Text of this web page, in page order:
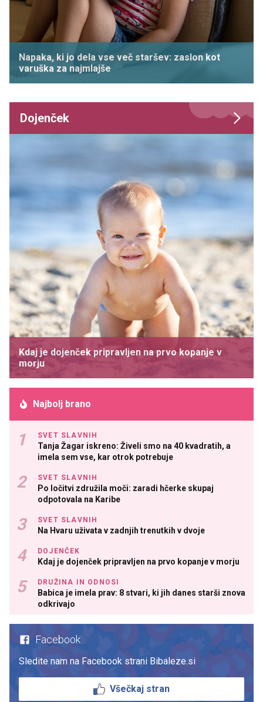
Napaka, ki jo dela vse več staršev: zaslon kot
varuška za najmlajše
Dojenček
Kdaj je dojenček pripravljen na prvo kopanje v
morju
Najbolj brano
SVET SLAVNIH
Tanja Žagar iskreno: Živeli smo na 40 kvadratih, a
imela sem vse, kar otrok potrebuje
SVET SLAVNIH
Po ločitvi združila moči: zaradi hčerke skupaj
odpotovala na Karibe
SVET SLAVNIH
Na Hvaru uživata v zadnjih trenutkih v dvoje
DOJENČEK
Kdaj je dojenček pripravljen na prvo kopanje v morju
DRUŽINA IN ODNOSI
Babica je imela prav: 8 stvari, ki jih danes starši znova
odkrivajo
Facebook
Sledite nam na Facebook strani Bibaleze.si
Všečkaj stran